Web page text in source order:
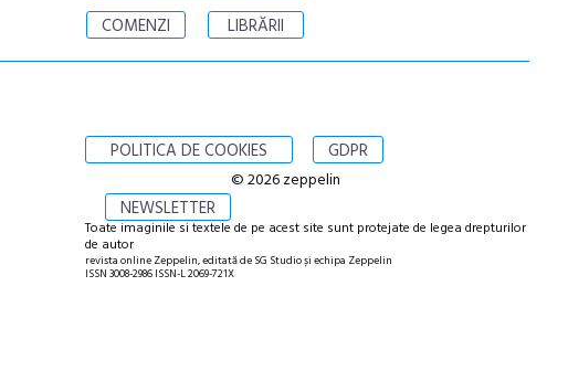
COMENZI
LIBRĂRII
POLITICA DE COOKIES GDPR
NEWSLETTER
© 2026 zeppelin
Toate imaginile si textele de pe acest site sunt protejate de legea drepturilor
de autor
revista online Zeppelin, editată de SG Studio și echipa Zeppelin
ISSN 3008-2986 ISSN-L 2069-721X